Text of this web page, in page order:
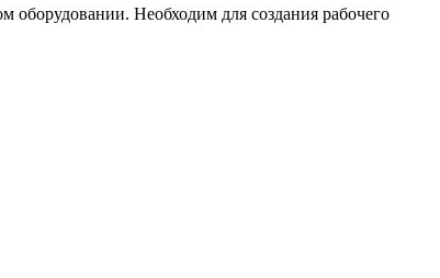
Необходим для создания рабочего